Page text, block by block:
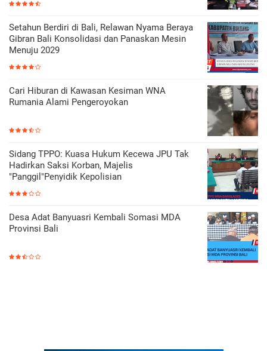
Setahun Berdiri di Bali, Relawan Nyama Beraya
Gibran Bali Konsolidasi dan Panaskan Mesin
Menuju 2029
Cari Hiburan di Kawasan Kesiman WNA
Rumania Alami Pengeroyokan
Sidang TPPO: Kuasa Hukum Kecewa JPU Tak
Hadirkan Saksi Korban, Majelis
"Panggil"Penyidik Kepolisian
Desa Adat Banyuasri Kembali Somasi MDA
Provinsi Bali